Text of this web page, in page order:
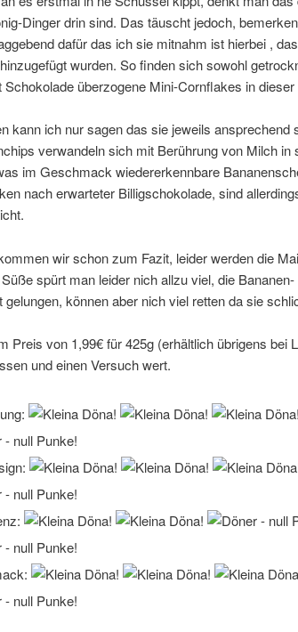
Dinger drin sind. Das täuscht jedoch,
dafür das ich sie mitnahm ist hierbei ,
wurden. So finden sich sowohl
Schokolade überzogene Mini-Cornflakes in
kann ich nur sagen das sie jeweils ansprechend
verwandeln sich mit Berührung von Milch
im Geschmack wiedererkennbare
nach erwarteter Billigschokolade, sind
wir schon zum Fazit, leider werden die
spürt man leider nich allzu viel, die
gelungen, können aber nich viel retten da sie
Preis von 1,99€ für 425g (erhältlich übrigens bei
und einen Versuch wert.